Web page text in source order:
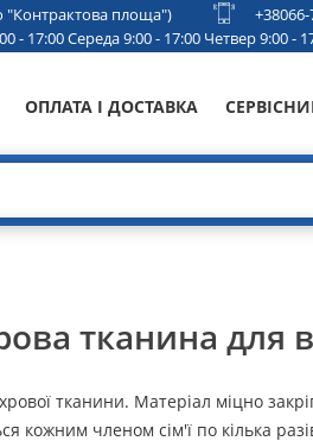
"Контрактова площа")
- 17:00 Середа 9:00 - 17:00 Четвер 9:00 -
ОПЛАТА І ДОСТАВКА
тканина для
тканини. Матеріал міцно
кожним членом сім'ї по кілька